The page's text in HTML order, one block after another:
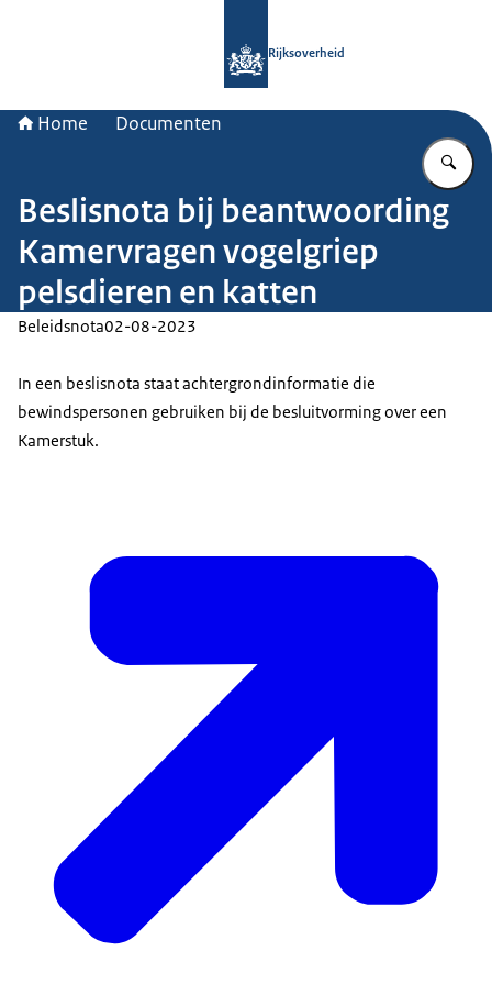
Rijksoverheid
Home Documenten
Beslisnota bij beantwoording
Kamervragen vogelgriep
pelsdieren en katten
Beleidsnota02-08-2023
In een beslisnota staat achtergrondinformatie die
bewindspersonen gebruiken bij de besluitvorming over een
Kamerstuk.